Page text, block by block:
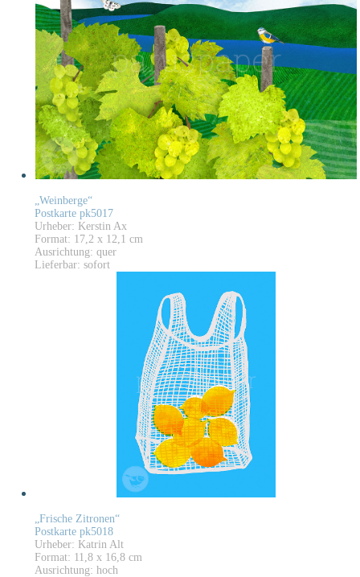
„Weinberge“
Postkarte pk5017
Urheber: Kerstin Ax
Format: 17,2 x 12,1 cm
Ausrichtung: quer
Lieferbar: sofort
„Frische Zitronen“
Postkarte pk5018
Urheber: Katrin Alt
Format: 11,8 x 16,8 cm
Ausrichtung: hoch